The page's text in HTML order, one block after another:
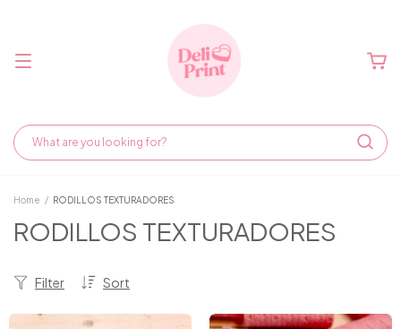
Home / RODILLOS TEXTURADORES
RODILLOS TEXTURADORES
Sort
Filter